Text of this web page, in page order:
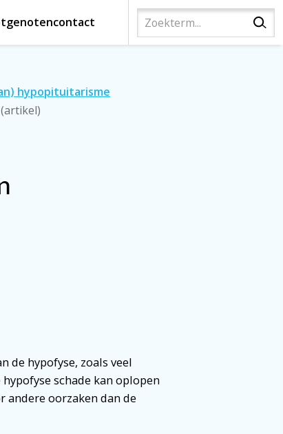
hypopituitarisme
de hypofyse, zoals veel
schade kan oplopen
andere oorzaken dan de